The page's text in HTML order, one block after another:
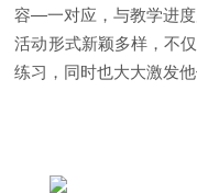
容—一对应，与教学进度
活动形式新颖多样，不
练习，同时也大大激发